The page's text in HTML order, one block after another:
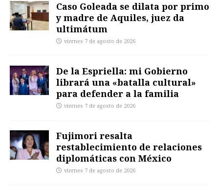
Caso Goleada se dilata por primo
y madre de Aquiles, juez da
ultimátum
viernes 7 de agosto de 2026
De la Espriella: mi Gobierno
librará una «batalla cultural»
para defender a la familia
viernes 7 de agosto de 2026
Fujimori resalta
restablecimiento de relaciones
diplomáticas con México
viernes 7 de agosto de 2026